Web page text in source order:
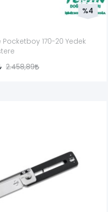
Pocketboy 170-20 Yedek
2.458,89
%4